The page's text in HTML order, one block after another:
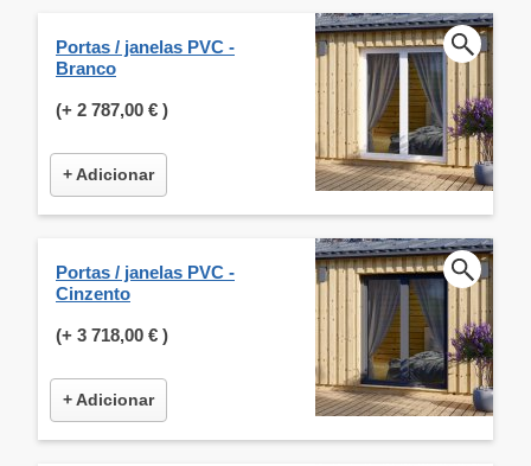
Portas / janelas PVC -
Branco
(+ 2 787,00 € )
+ Adicionar
Portas / janelas PVC -
Cinzento
(+ 3 718,00 € )
+ Adicionar